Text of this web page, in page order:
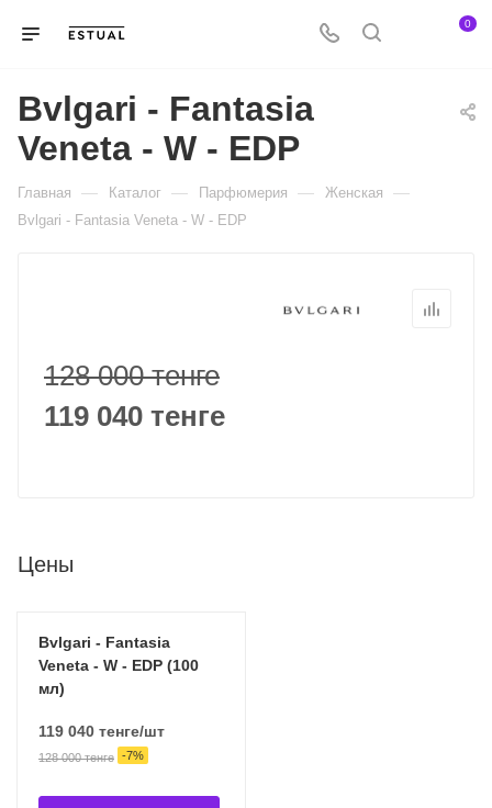
0
Bvlgari - Fantasia
Veneta - W - EDP
Главная — Каталог — Парфюмерия — Женская —
Bvlgari - Fantasia Veneta - W - EDP
128 000 тенге
119 040 тенге
Цены
Bvlgari - Fantasia
Veneta - W - EDP (100
мл)
119 040 тенге/шт
128 000тенге -7%